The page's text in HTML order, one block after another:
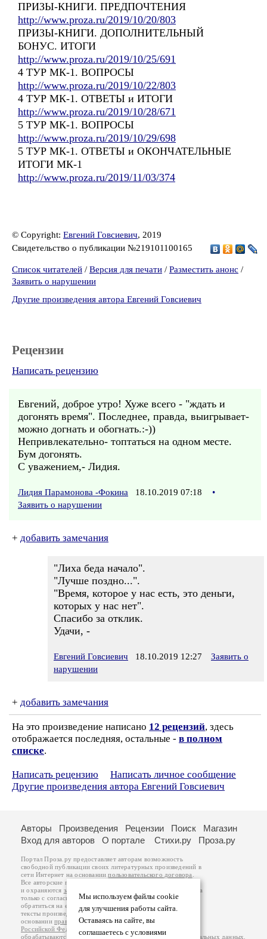
ПРИЗЫ-КНИГИ. ПРЕДПОЧТЕНИЯ
http://www.proza.ru/2019/10/20/803
ПРИЗЫ-КНИГИ. ДОПОЛНИТЕЛЬНЫЙ
БОНУС. ИТОГИ
http://www.proza.ru/2019/10/25/691
4 ТУР МК-1. ВОПРОСЫ
http://www.proza.ru/2019/10/22/803
4 ТУР МК-1. ОТВЕТЫ и ИТОГИ
http://www.proza.ru/2019/10/28/671
5 ТУР МК-1. ВОПРОСЫ
http://www.proza.ru/2019/10/29/698
5 ТУР МК-1. ОТВЕТЫ и ОКОНЧАТЕЛЬНЫЕ
ИТОГИ МК-1
http://www.proza.ru/2019/11/03/374
© Copyright: Евгений Говсиевич, 2019
Свидетельство о публикации №219101100165
Список читателей / Версия для печати / Разместить анонс /
Заявить о нарушении
Другие произведения автора Евгений Говсиевич
Рецензии
Написать рецензию
Евгений, доброе утро! Хуже всего - "ждать и
догонять время". Последнее, правда, выигрывает-
можно догнать и обогнать.:-))
Непривлекательно- топтаться на одном месте.
Бум догонять.
С уважением,- Лидия.
Лидия Парамонова -Фокина 18.10.2019 07:18
•
Заявить о нарушении
+ добавить замечания
"Лиха беда начало".
"Лучше поздно...".
"Время, которое у нас есть, это деньги,
которых у нас нет".
Спасибо за отклик.
Удачи, -
Евгений Говсиевич 18.10.2019 12:27
Заявить о
нарушении
+ добавить замечания
На это произведение написано 12 рецензий, здесь
отображается последняя, остальные - в полном
списке.
Написать рецензию
Написать личное сообщение
Другие произведения автора Евгений Говсиевич
Мы используем файлы cookie
для улучшения работы сайта.
Оставаясь на сайте, вы
соглашаетесь с условиями
Авторы Произведения Рецензии Поиск
Магазин
Вход для авторов
О портале Стихи.ру Проза.ру
Портал Проза.ру предоставляет авторам возможность
свободной публикации своих литературных произведений в
сети Интернет на основаниипользовательского договора
Все авторские права на произведения принадлежат авторам
и охраняются законом
. Перепечатка произведений возможна
только с согласия его автора, к которому вы можете
обратиться на его авторской странице. Ответственность за
тексты произведений авторы несут самостоятельно на
основанииправил публикацииизаконодательства
Российской Федерации
обрабатываются на основанииПолитики обработки персональных данных